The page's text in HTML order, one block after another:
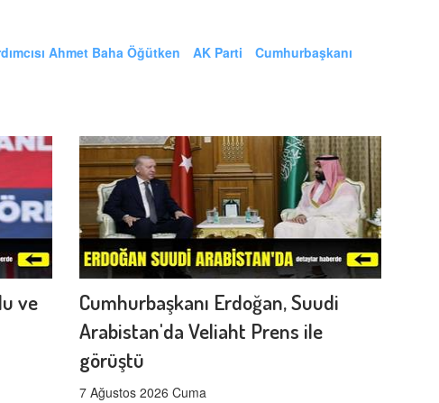
Ahmet Baha Öğütken AK Parti Cumhurbaşkanı
ve
Cumhurbaşkanı Erdoğan, Suudi
Arabistan'da Veliaht Prens ile
görüştü
7 Ağustos 2026 Cuma